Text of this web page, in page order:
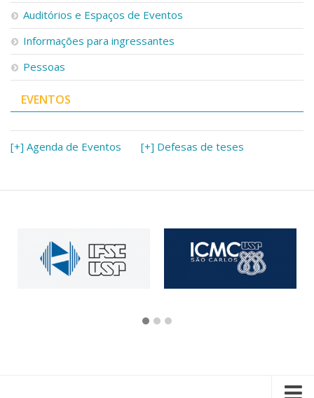
Auditórios e Espaços de Eventos
Informações para ingressantes
Pessoas
EVENTOS
[+] Agenda de Eventos [+] Defesas de teses